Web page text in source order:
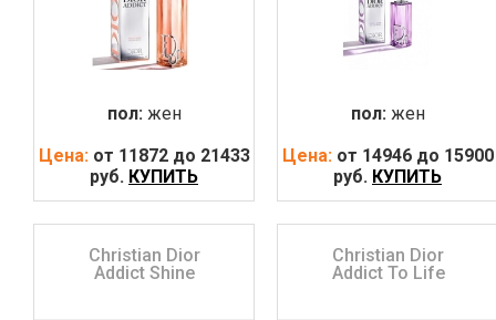
пол: жен
Цена: от 11872 до 21433
руб. КУПИТЬ
пол: жен
Цена: от 14946 до 15900
руб. КУПИТЬ
Christian Dior
Addict Shine
Christian Dior
Addict To Life